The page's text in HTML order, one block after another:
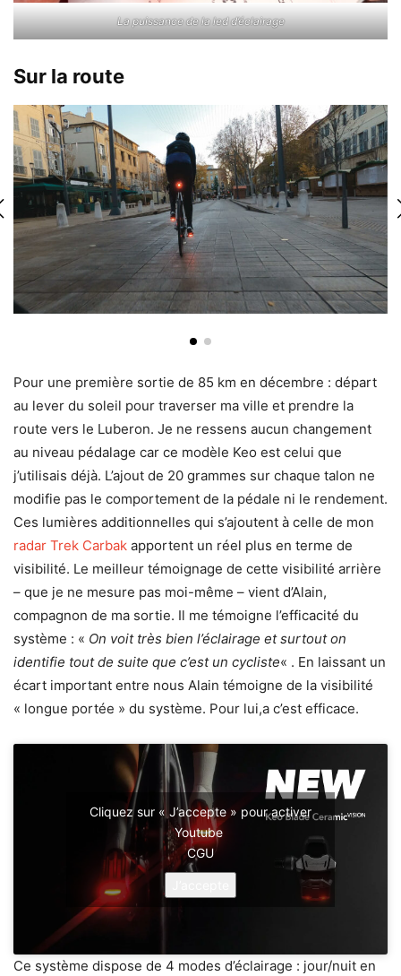
La puissance de la led d’éclairage
Sur la route
Pour une première sortie de 85 km en décembre : départ
au lever du soleil pour traverser ma ville et prendre la
route vers le Luberon. Je ne ressens aucun changement
au niveau pédalage car ce modèle Keo est celui que
j’utilisais déjà. L’ajout de 20 grammes sur chaque talon ne
modifie pas le comportement de la pédale ni le rendement.
Ces lumières additionnelles qui s’ajoutent à celle de mon
radar Trek Carbak apportent un réel plus en terme de
visibilité. Le meilleur témoignage de cette visibilité arrière
– que je ne mesure pas moi-même – vient d’Alain,
compagnon de ma sortie. Il me témoigne l’efficacité du
système : « On voit très bien l’éclairage et surtout on
identifie tout de suite que c’est un cycliste« . En laissant un
écart important entre nous Alain témoigne de la visibilité
« longue portée » du système. Pour lui,a c’est efficace.
Cliquez sur « J’accepte » pour activer
Youtube
CGU
Ce système dispose de 4 modes d’éclairage : jour/nuit en